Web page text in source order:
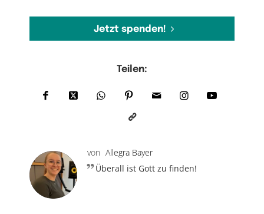
Jetzt spenden!
Teilen:
von Allegra Bayer
Überall ist Gott zu finden!